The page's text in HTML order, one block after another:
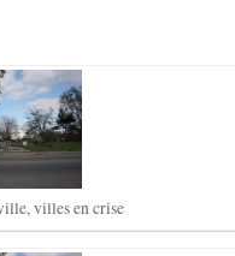
villes en crise